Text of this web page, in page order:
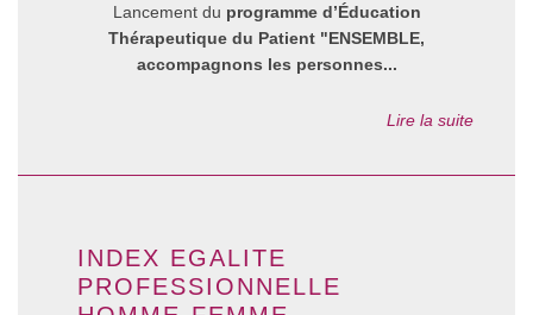
Lancement du programme d’Éducation
Thérapeutique du Patient "ENSEMBLE,
accompagnons les personnes...
Lire la suite
INDEX EGALITE
PROFESSIONNELLE